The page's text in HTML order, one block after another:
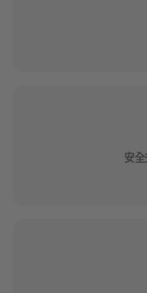
安